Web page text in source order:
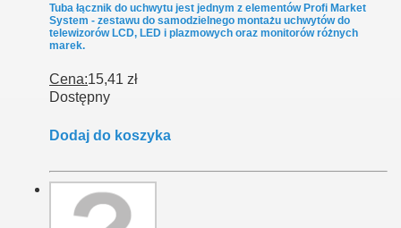
Tuba łącznik do uchwytu jest jednym z elementów Profi Market
System - zestawu do samodzielnego montażu uchwytów do
telewizorów LCD, LED i plazmowych oraz monitorów różnych
marek.
Cena:15,41 zł
Dostępny
Dodaj do koszyka